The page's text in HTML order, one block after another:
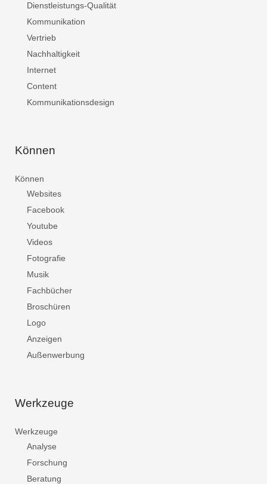
Dienstleistungs-Qualität
Kommunikation
Vertrieb
Nachhaltigkeit
Internet
Content
Kommunikationsdesign
Können
Können
Websites
Facebook
Youtube
Videos
Fotografie
Musik
Fachbücher
Broschüren
Logo
Anzeigen
Außenwerbung
Werkzeuge
Werkzeuge
Analyse
Forschung
Beratung